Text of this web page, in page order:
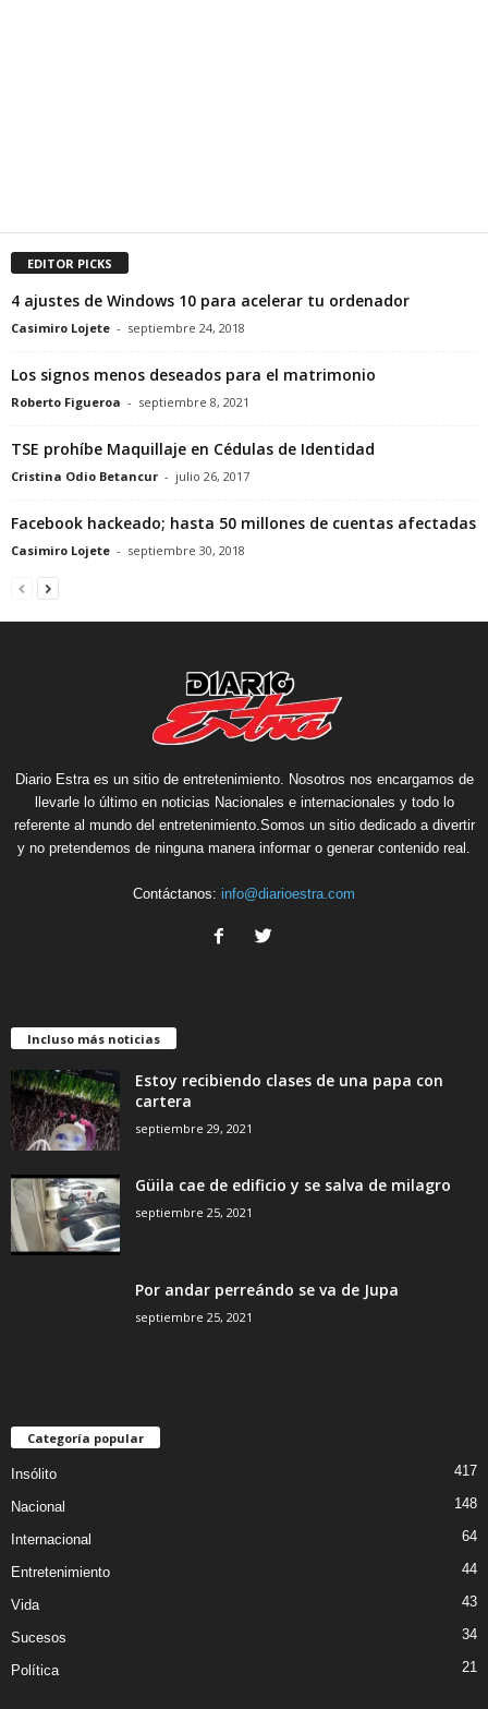
EDITOR PICKS
4 ajustes de Windows 10 para acelerar tu ordenador
Casimiro Lojete - septiembre 24, 2018
Los signos menos deseados para el matrimonio
Roberto Figueroa - septiembre 8, 2021
TSE prohíbe Maquillaje en Cédulas de Identidad
Cristina Odio Betancur - julio 26, 2017
Facebook hackeado; hasta 50 millones de cuentas afectadas
Casimiro Lojete - septiembre 30, 2018
Diario Estra es un sitio de entretenimiento. Nosotros nos encargamos de
llevarle lo último en noticias Nacionales e internacionales y todo lo
referente al mundo del entretenimiento.Somos un sitio dedicado a divertir
y no pretendemos de ninguna manera informar o generar contenido real.
Contáctanos: info@diarioestra.com
Incluso más noticias
Estoy recibiendo clases de una papa con
cartera
septiembre 29, 2021
Güila cae de edificio y se salva de milagro
septiembre 25, 2021
Por andar perreándo se va de Jupa
septiembre 25, 2021
Categoría popular
Insólito 417
Nacional 148
Internacional 64
Entretenimiento 44
Vida 43
Sucesos 34
Política 21